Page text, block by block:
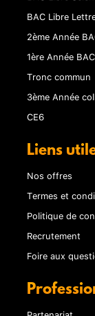
BAC Libre
2ème Année
1ère Année BAC
Tronc commun
3ème Année
CE6
Liens
Nos offres
Termes et
Politique de
Recrutement
Foire aux